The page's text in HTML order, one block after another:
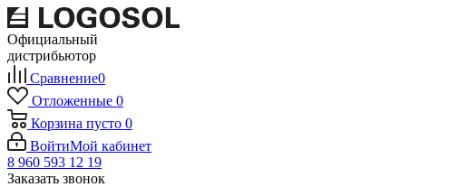
Официальный
дистрибьютор
Сравнение0
Отложенные 0
Корзина пусто 0
ВойтиМой кабинет
8 960 593 12 19
Заказать звонок